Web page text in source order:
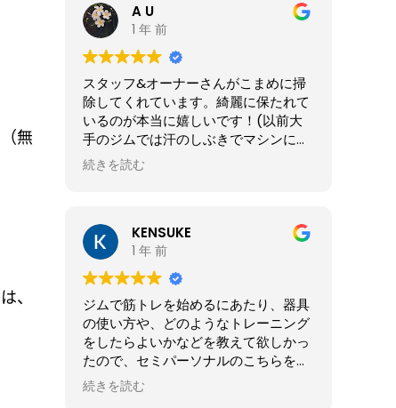
無
、
A U
1 年 前
スタッフ&オーナーさんがこまめに掃
除してくれています。綺麗に保たれて
いるのが本当に嬉しいです！(以前大
手のジムでは汗のしぶきでマシンにサ
ビが出てたので)
続きを読む
KENSUKE
1 年 前
ジムで筋トレを始めるにあたり、器具
の使い方や、どのようなトレーニング
をしたらよいかなどを教えて欲しかっ
たので、セミパーソナルのこちらを選
びました。予約制なので、比較的スム
ーズにトレーニングできるところも良
続きを読む